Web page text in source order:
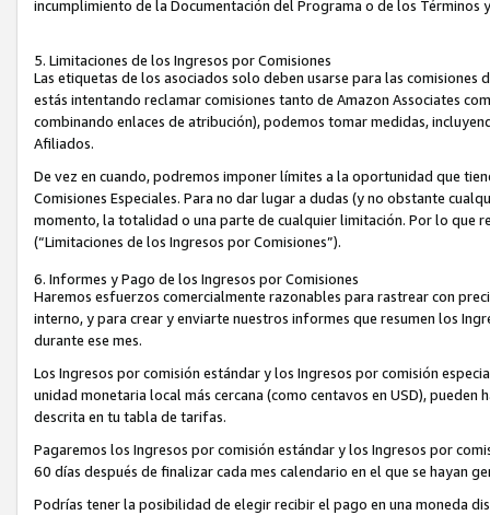
incumplimiento de la Documentación del Programa o de los Términos
5. Limitaciones de los Ingresos por Comisiones
Las etiquetas de los asociados solo deben usarse para las
estás intentando reclamar comisiones tanto de Amazon Associates
combinando enlaces de atribución), podemos tomar medidas,
Afiliados.
De vez en cuando, podremos imponer límites a la oportunidad que
Comisiones Especiales. Para no dar lugar a dudas (y no obstante
momento, la totalidad o una parte de cualquier limitación. Por lo que
(“Limitaciones de los Ingresos por Comisiones”).
6. Informes y Pago de los Ingresos por Comisiones
Haremos esfuerzos comercialmente razonables para rastrear con
interno, y para crear y enviarte nuestros informes que resumen los
durante ese mes.
Los Ingresos por comisión estándar y los Ingresos por comisión
unidad monetaria local más cercana (como centavos en USD),
descrita en tu tabla de tarifas.
Pagaremos los Ingresos por comisión estándar y los Ingresos por
60 días después de finalizar cada mes calendario en el que se hayan
Podrías tener la posibilidad de elegir recibir el pago en una moneda